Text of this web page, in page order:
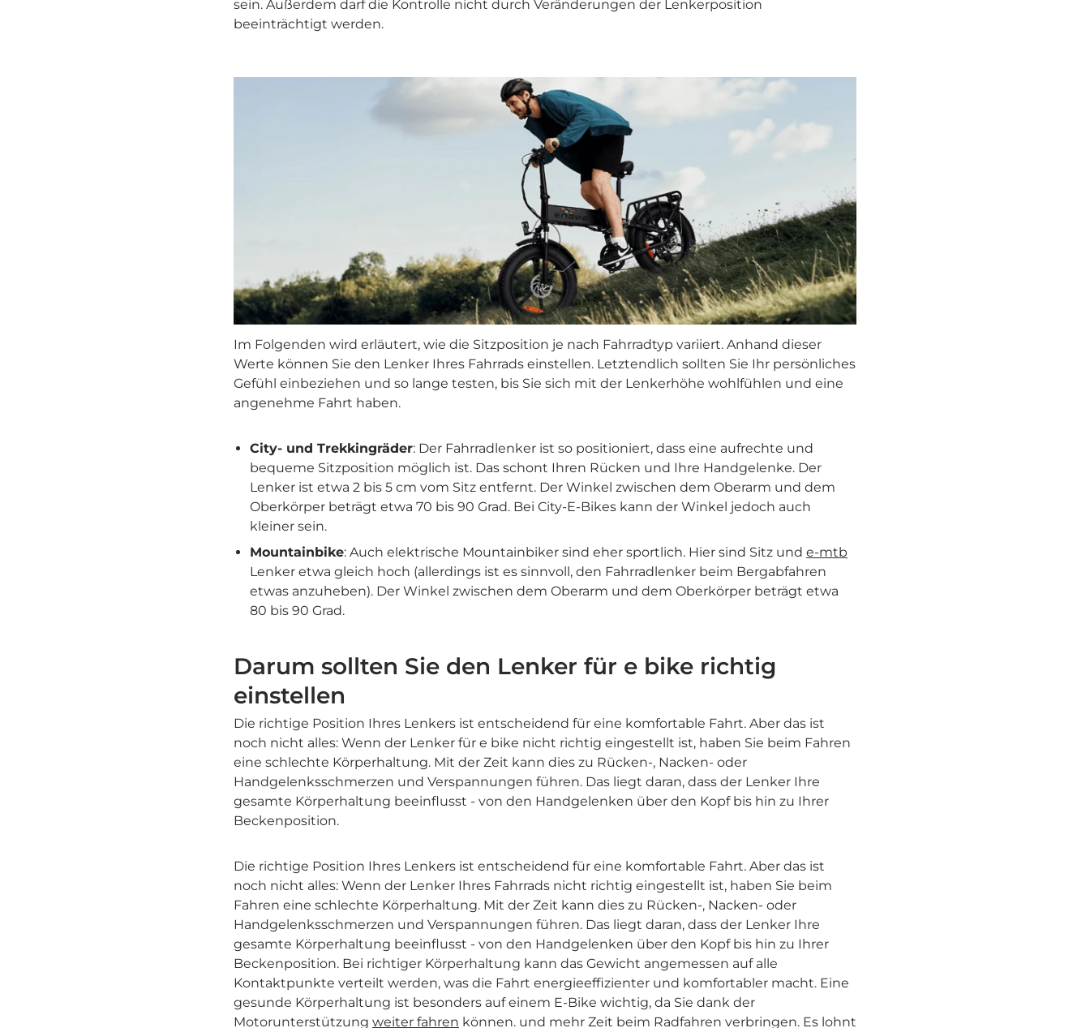
sein. Außerdem darf die Kontrolle nicht durch Veränderungen der Lenkerposition
beeinträchtigt werden.
Im Folgenden wird erläutert, wie die Sitzposition je nach Fahrradtyp variiert. Anhand dieser
Werte können Sie den Lenker Ihres Fahrrads einstellen. Letztendlich sollten Sie Ihr persönliches
Gefühl einbeziehen und so lange testen, bis Sie sich mit der Lenkerhöhe wohlfühlen und eine
angenehme Fahrt haben.
City- und Trekkingräder: Der Fahrradlenker ist so positioniert, dass eine aufrechte und
bequeme Sitzposition möglich ist. Das schont Ihren Rücken und Ihre Handgelenke. Der
Lenker ist etwa 2 bis 5 cm vom Sitz entfernt. Der Winkel zwischen dem Oberarm und dem
Oberkörper beträgt etwa 70 bis 90 Grad. Bei City-E-Bikes kann der Winkel jedoch auch
kleiner sein.
Mountainbike: Auch elektrische Mountainbiker sind eher sportlich. Hier sind Sitz und e-mtb
Lenker etwa gleich hoch (allerdings ist es sinnvoll, den Fahrradlenker beim Bergabfahren
etwas anzuheben). Der Winkel zwischen dem Oberarm und dem Oberkörper beträgt etwa
80 bis 90 Grad.
Darum sollten Sie den Lenker für e bike richtig
einstellen
Die richtige Position Ihres Lenkers ist entscheidend für eine komfortable Fahrt. Aber das ist
noch nicht alles: Wenn der Lenker für e bike nicht richtig eingestellt ist, haben Sie beim Fahren
eine schlechte Körperhaltung. Mit der Zeit kann dies zu Rücken-, Nacken- oder
Handgelenksschmerzen und Verspannungen führen. Das liegt daran, dass der Lenker Ihre
gesamte Körperhaltung beeinflusst - von den Handgelenken über den Kopf bis hin zu Ihrer
Beckenposition.
Die richtige Position Ihres Lenkers ist entscheidend für eine komfortable Fahrt. Aber das ist
noch nicht alles: Wenn der Lenker Ihres Fahrrads nicht richtig eingestellt ist, haben Sie beim
Fahren eine schlechte Körperhaltung. Mit der Zeit kann dies zu Rücken-, Nacken- oder
Handgelenksschmerzen und Verspannungen führen. Das liegt daran, dass der Lenker Ihre
gesamte Körperhaltung beeinflusst - von den Handgelenken über den Kopf bis hin zu Ihrer
Beckenposition. Bei richtiger Körperhaltung kann das Gewicht angemessen auf alle
Kontaktpunkte verteilt werden, was die Fahrt energieeffizienter und komfortabler macht. Eine
gesunde Körperhaltung ist besonders auf einem E-Bike wichtig, da Sie dank der
Motorunterstützung weiter fahren können. und mehr Zeit beim Radfahren verbringen. Es lohnt